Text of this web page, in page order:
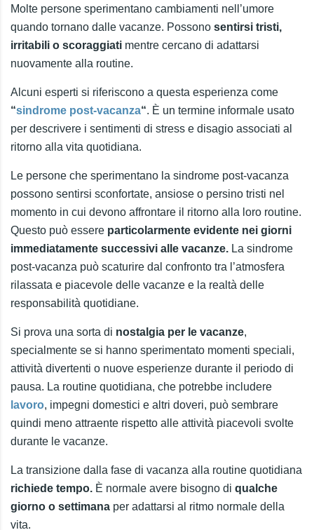
Molte persone sperimentano cambiamenti nell’umore
quando tornano dalle vacanze. Possono sentirsi tristi,
irritabili o scoraggiati mentre cercano di adattarsi
nuovamente alla routine.
Alcuni esperti si riferiscono a questa esperienza come
“sindrome post-vacanza“. È un termine informale usato
per descrivere i sentimenti di stress e disagio associati al
ritorno alla vita quotidiana.
Le persone che sperimentano la sindrome post-vacanza
possono sentirsi sconfortate, ansiose o persino tristi nel
momento in cui devono affrontare il ritorno alla loro routine.
Questo può essere particolarmente evidente nei giorni
immediatamente successivi alle vacanze. La sindrome
post-vacanza può scaturire dal confronto tra l’atmosfera
rilassata e piacevole delle vacanze e la realtà delle
responsabilità quotidiane.
Si prova una sorta di nostalgia per le vacanze,
specialmente se si hanno sperimentato momenti speciali,
attività divertenti o nuove esperienze durante il periodo di
pausa. La routine quotidiana, che potrebbe includere
lavoro, impegni domestici e altri doveri, può sembrare
quindi meno attraente rispetto alle attività piacevoli svolte
durante le vacanze.
La transizione dalla fase di vacanza alla routine quotidiana
richiede tempo. È normale avere bisogno di qualche
giorno o settimana per adattarsi al ritmo normale della
vita.